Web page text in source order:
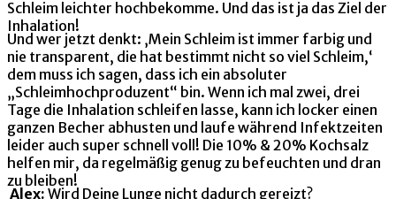
Schleim leichter hochbekomme. Und das ist ja das Ziel der
Inhalation!
Und wer jetzt denkt: ‚Mein Schleim ist immer farbig und
nie transparent, die hat bestimmt nicht so viel Schleim,‘
dem muss ich sagen, dass ich ein absoluter
„Schleimhochproduzent“ bin. Wenn ich mal zwei, drei
Tage die Inhalation schleifen lasse, kann ich locker einen
ganzen Becher abhusten und laufe während Infektzeiten
leider auch super schnell voll! Die 10% & 20% Kochsalz
helfen mir, da regelmäßig genug zu befeuchten und dran
zu bleiben!
Alex: Wird Deine Lunge nicht dadurch gereizt?